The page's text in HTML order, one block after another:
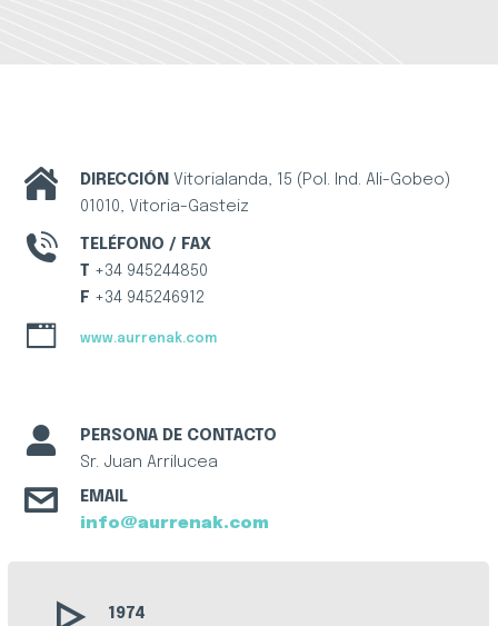
DIRECCIÓN Vitorialanda, 15 (Pol. Ind. Ali-Gobeo)
01010, Vitoria-Gasteiz
TELÉFONO / FAX
T +34 945244850
F +34 945246912
www.aurrenak.com
PERSONA DE CONTACTO
Sr. Juan Arrilucea
EMAIL
info@aurrenak.com
1974